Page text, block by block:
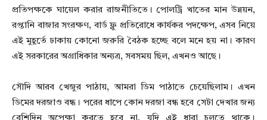
প্রতিপক্ষকে ঘায়েল করার রাজনীতিতে। পোলট্রি খাতের মান উন্নয়ন,
রপ্তানি বাজার সংরক্ষণ, বার্ড ফ্লু প্রতিরোধে কার্যকর পদক্ষেপ, এসব নিয়ে
এই মুহূর্তে ঢাকায় কোনো জরুরি বৈঠক হচ্ছে বলে মনে হয় না। কারণ
এই সরকারের অগ্রাধিকার অন্যত্র, সবসময় ছিল, এখনও আছে।
সৌদি আরব খেজুর পাঠায়, আমরা ডিম পাঠাতে চেয়েছিলাম। এখন
ডিমের দরজাও বন্ধ। পরের ধাপে কোন দরজা বন্ধ হবে সেটা দেখার জন্য